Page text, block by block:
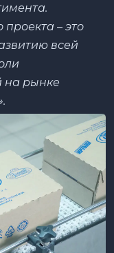
– это
всей
на рынке